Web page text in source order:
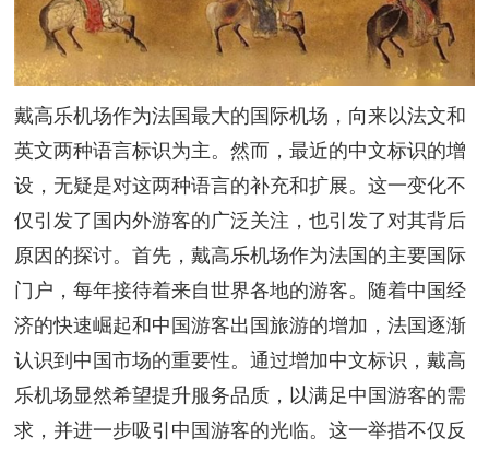
戴高乐机场作为法国最大的国际机场，向来以法文和
英文两种语言标识为主。然而，最近的中文标识的增
设，无疑是对这两种语言的补充和扩展。这一变化不
仅引发了国内外游客的广泛关注，也引发了对其背后
原因的探讨。首先，戴高乐机场作为法国的主要国际
门户，每年接待着来自世界各地的游客。随着中国经
济的快速崛起和中国游客出国旅游的增加，法国逐渐
认识到中国市场的重要性。通过增加中文标识，戴高
乐机场显然希望提升服务品质，以满足中国游客的需
求，并进一步吸引中国游客的光临。这一举措不仅反